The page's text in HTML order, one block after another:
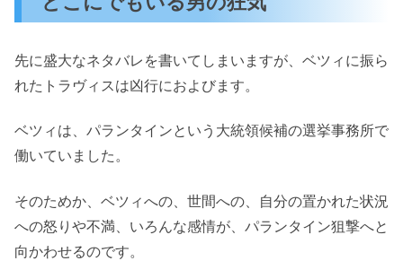
先に盛大なネタバレを書いてしまいますが、ベツィに振ら
れたトラヴィスは凶行におよびます。
ベツィは、パランタインという大統領候補の選挙事務所で
働いていました。
そのためか、ベツィへの、世間への、自分の置かれた状況
への怒りや不満、いろんな感情が、パランタイン狙撃へと
向かわせるのです。